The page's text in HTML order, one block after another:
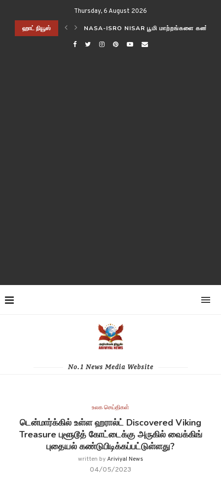
Thursday, 6 August 2026
ஹாட் நியூஸ்
விஞ்ஞானிகள்! NASA-ISRO NISAR பூமி மாற்றங்களை
No.1 News Media Website
உலக செய்திகள்
டென்மார்க்கில் உள்ள ஹரால்ட் Discovered Viking
Treasure புளூடூத் கோட்டைக்கு அருகில் வைக்கிங்
புதையல் கண்டுபிடிக்கப்பட்டுள்ளது?
written byAriviyal News
04/05/2023